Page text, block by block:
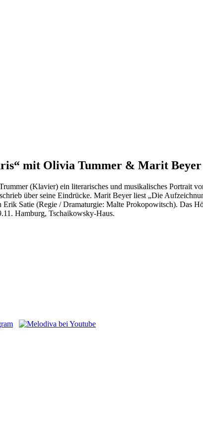
mit Olivia Tummer & Marit Beyer
(Klavier) ein literarisches und musikalisches Portrait
über seine Eindrücke. Marit Beyer liest „Die
Erik Satie (Regie / Dramaturgie: Malte Prokopowitsch). Das
Hamburg, Tschaikowsky-Haus.